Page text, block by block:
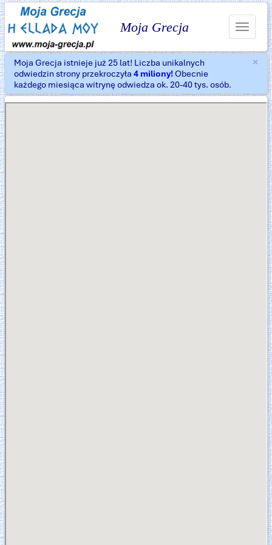
Moja Grecja
Toggle
×
Moja Grecja istnieje już 25 lat! Liczba unikalnych
odwiedzin strony przekroczyła 4 miliony!Obecnie
każdego miesiąca witrynę odwiedza ok. 20-40 tys. osób.